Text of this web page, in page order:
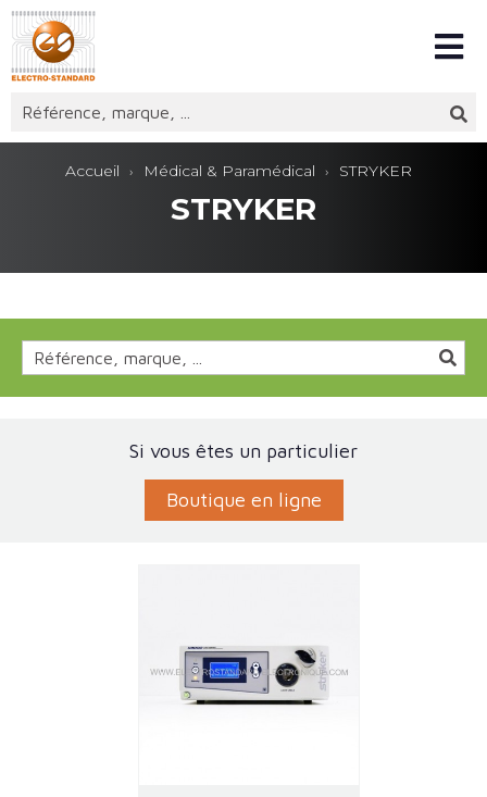
Accueil Médical & Paramédical STRYKER
STRYKER
Si vous êtes un particulier
Boutique en ligne